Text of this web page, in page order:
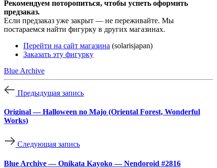
Рекомендуем поторопиться, чтобы успеть оформить
предзаказ.
Если предзаказ уже закрыт — не переживайте. Мы
постараемся найти фигурку в других магазинах.
Перейти на сайт магазина (solarisjapan)
Заказать эту фигурку
Blue Archive
Предыдущая запись
Original — Halloween no Majo (Oriental Forest, Wonderful
Works)
Следующая запись
Blue Archive — Onikata Kayoko — Nendoroid #2816